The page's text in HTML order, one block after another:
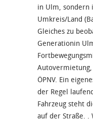
in Ulm, sondern
Umkreis/Land
Gleiches zu
Generationin
ÖPNV. Ein
der Regel
Fahrzeug steht
auf der Straße. .